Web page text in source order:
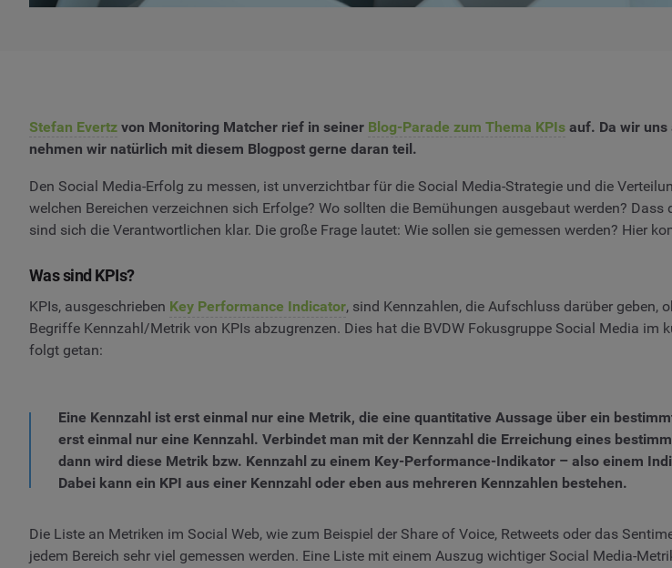
Stefan Evertz von Monitoring Matcher rief in seiner Blog-Parade zum Thema KPIs auf. Da wir
nehmen wir natürlich mit diesem Blogpost gerne daran teil.
Den Social Media-Erfolg zu messen, ist unverzichtbar für die Social Media-Strategie und die
welchen Bereichen verzeichnen sich Erfolge? Wo sollten die Bemühungen ausgebaut werden?
sind sich die Verantwortlichen klar. Die große Frage lautet: Wie sollen sie gemessen werden? Hier
Was sind KPIs?
KPIs, ausgeschrieben Key Performance Indicator, sind Kennzahlen, die Aufschluss darüber geben,
Begriffe Kennzahl/Metrik von KPIs abzugrenzen. Dies hat die BVDW Fokusgruppe Social Media im
folgt getan:
Eine Kennzahl ist erst einmal nur eine Metrik, die eine quantitative Aussage über ein
erst einmal nur eine Kennzahl. Verbindet man mit der Kennzahl die Erreichung eines
dann wird diese Metrik bzw. Kennzahl zu einem Key-Performance-Indikator – also einem
Dabei kann ein KPI aus einer Kennzahl oder eben aus mehreren Kennzahlen bestehen.
Die Liste an Metriken im Social Web, wie zum Beispiel der Share of Voice, Retweets oder das
jedem Bereich sehr viel gemessen werden. Eine Liste mit einem Auszug wichtiger Social Media-